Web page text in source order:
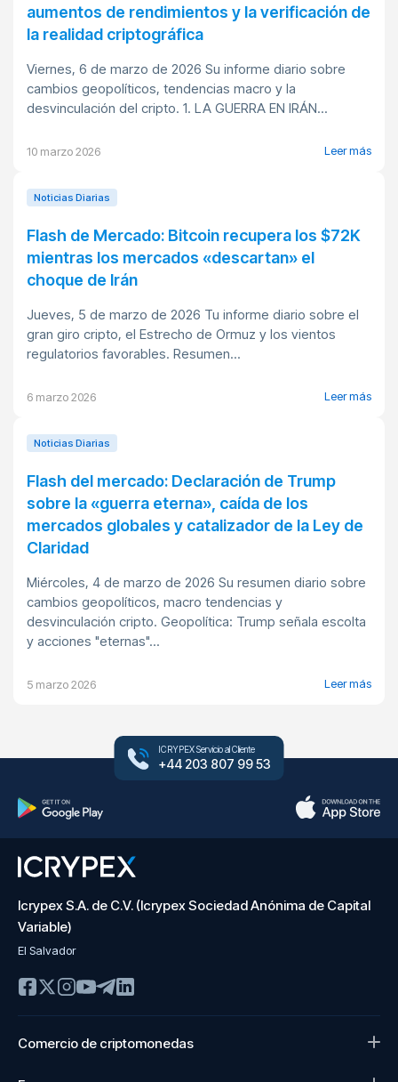
aumentos de rendimientos y la verificación de
la realidad criptográfica
Viernes, 6 de marzo de 2026 Su informe diario sobre
cambios geopolíticos, tendencias macro y la
desvinculación del cripto. 1. LA GUERRA EN IRÁN...
10 marzo 2026 Leer más
Noticias Diarias
Flash de Mercado: Bitcoin recupera los $72K
mientras los mercados «descartan» el
choque de Irán
Jueves, 5 de marzo de 2026 Tu informe diario sobre el
gran giro cripto, el Estrecho de Ormuz y los vientos
regulatorios favorables. Resumen...
6 marzo 2026 Leer más
Noticias Diarias
Flash del mercado: Declaración de Trump
sobre la «guerra eterna», caída de los
mercados globales y catalizador de la Ley de
Claridad
Miércoles, 4 de marzo de 2026 Su resumen diario sobre
cambios geopolíticos, macro tendencias y
desvinculación cripto. Geopolítica: Trump señala escolta
y acciones "eternas"...
5 marzo 2026 Leer más
ICRYPEX Servicio al Cliente
+44 203 807 99 53
Icrypex S.A. de C.V. (Icrypex Sociedad Anónima de Capital
Variable)
El Salvador
Comercio de criptomonedas